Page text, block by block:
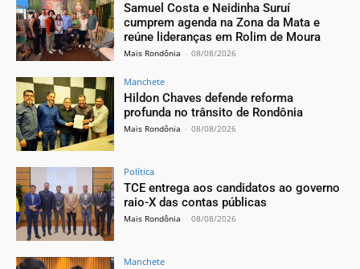
Samuel Costa e Neidinha Suruí
cumprem agenda na Zona da Mata e
reúne lideranças em Rolim de Moura
Mais Rondônia - 08/08/2026
Manchete
Hildon Chaves defende reforma
profunda no trânsito de Rondônia
Mais Rondônia - 08/08/2026
Política
TCE entrega aos candidatos ao governo
raio-X das contas públicas
Mais Rondônia - 08/08/2026
Manchete